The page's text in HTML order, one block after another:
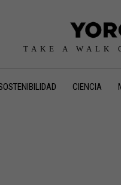
TAKE A WALK
CIENCIA